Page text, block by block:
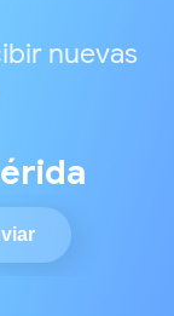
nuevas